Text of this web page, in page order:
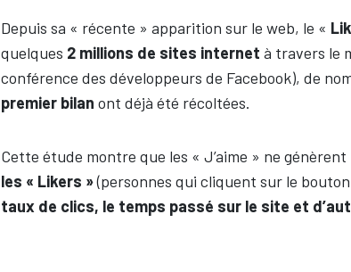
Depuis sa « récente » apparition sur le web, le «
quelques 2 millions de sites internet à travers le
conférence des développeurs de Facebook), de
premier bilan ont déjà été récoltées.
Cette étude montre que les « J’aime » ne
les « Likers »(personnes qui cliquent sur le bouton
taux de clics, le temps passé sur le site et